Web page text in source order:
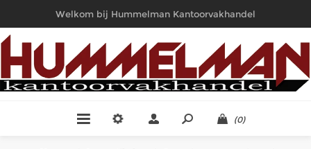
Welkom bij Hummelman Kantoorvakhandel
(0)